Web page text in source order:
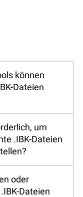
können
Dateien
um
.IBK-Dateien
oder
Dateien